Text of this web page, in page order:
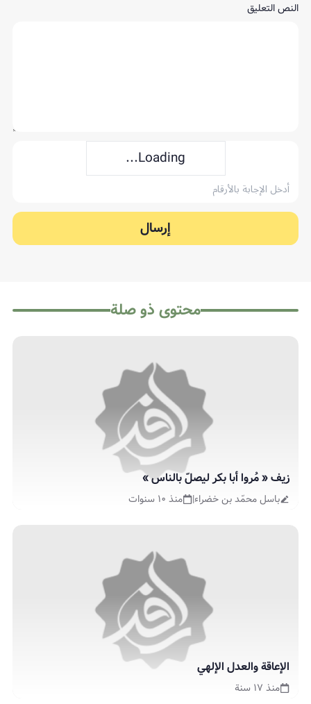
النص التعليق
Loading...
إرسال
محتوى ذو صلة
زيف « مُروا أبا بكر ليصلّ بالناس »
باسل محمّد بن خضراء| منذ ١٠ سنوات
الإعاقة والعدل الإلهي
منذ ١٧ سنة